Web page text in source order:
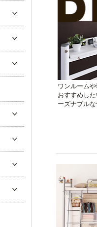
ワンルーム
おすすめし
ーズナブル